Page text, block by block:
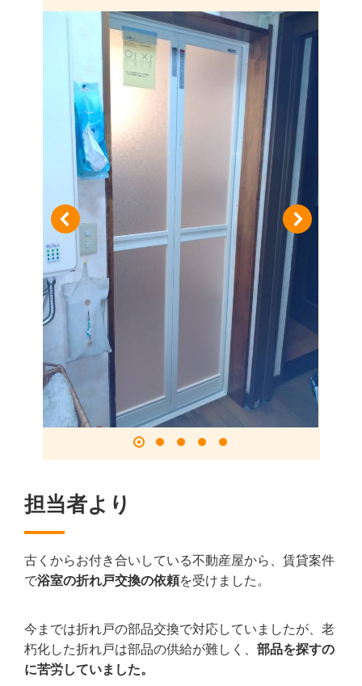
担当者より
古くからお付き合いしている不動産屋から、賃貸案件
で浴室の折れ戸交換の依頼を受けました。
今までは折れ戸の部品交換で対応していましたが、老
朽化した折れ戸は部品の供給が難しく、 部品を探すの
に苦労していました。